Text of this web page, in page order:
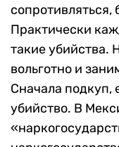
сопротивляться,
Практически
такие убийства.
вольготно и
Сначала подкуп,
убийство. В